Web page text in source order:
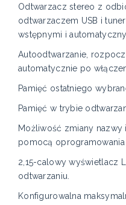
Odtwarzacz stereo z
odtwarzaczem USB i
wstępnymi i
Autoodtwarzanie,
automatycznie po
Pamięć ostatniego
Pamięć w trybie
Możliwość zmiany nazwy
pomocą oprogramowania
2,15-calowy wyświetlacz
odtwarzaniu.
Konfigurowalna